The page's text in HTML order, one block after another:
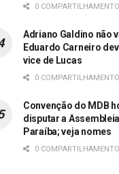
0
Adriano Galdino não
Eduardo Carneiro
vice de Lucas
0
Convenção do MDB
disputar a
Paraíba; veja nomes
0